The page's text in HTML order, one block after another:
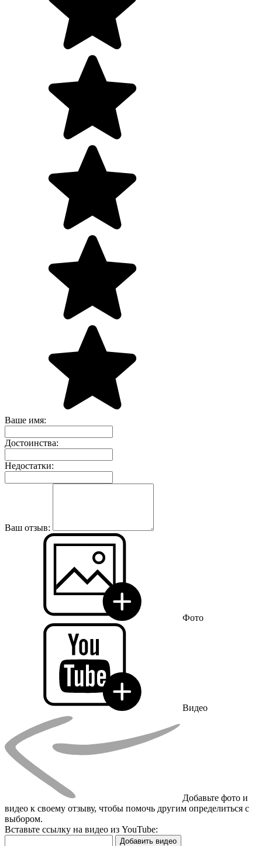
Ваше имя:
Достоинства:
Недостатки:
Ваш отзыв:
Фото
Видео
Добавьте фото и
видео к своему отзыву, чтобы помочь другим определиться с
выбором.
Вставьте ссылку на видео из YouTube:
Добавить видео